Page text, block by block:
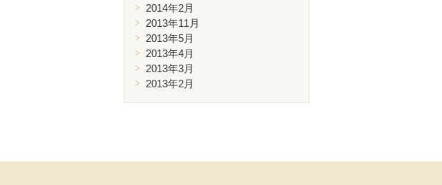
2014年2月
2013年11月
2013年5月
2013年4月
2013年3月
2013年2月